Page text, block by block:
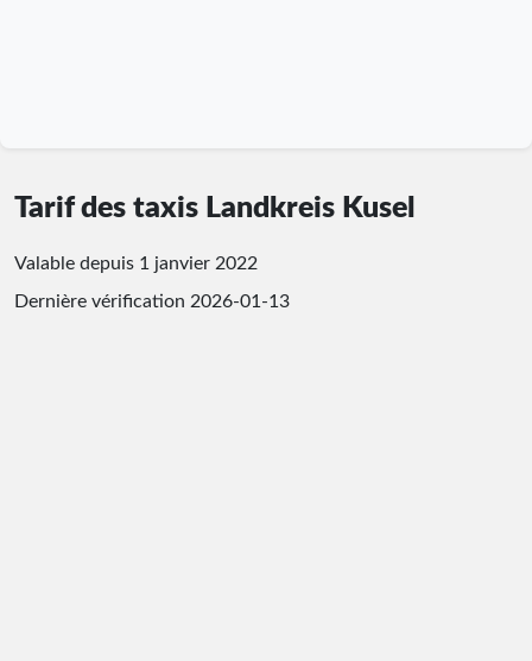
Tarif des taxis Landkreis Kusel
Valable depuis 1 janvier 2022
Dernière vérification 2026-01-13